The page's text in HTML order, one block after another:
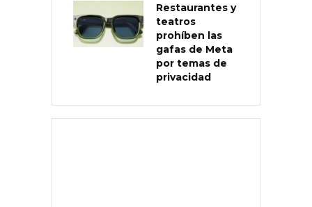
Restaurantes y
teatros
prohíben las
gafas de Meta
por temas de
privacidad